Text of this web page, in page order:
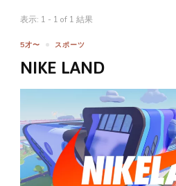
表示: 1 - 1 of 1 結果
5才〜 スポーツ
NIKE LAND